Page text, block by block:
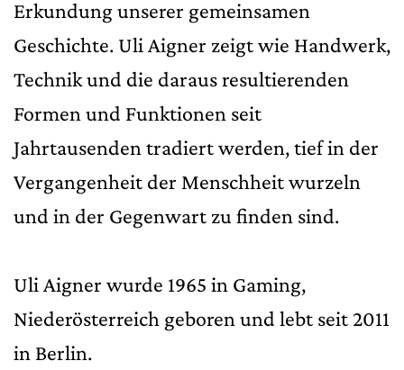
Erkundung unserer gemeinsamen
Geschichte. Uli Aigner zeigt wie Handwerk,
Technik und die daraus resultierenden
Formen und Funktionen seit
Jahrtausenden tradiert werden, tief in der
Vergangenheit der Menschheit wurzeln
und in der Gegenwart zu finden sind.
Uli Aigner wurde 1965 in Gaming,
Niederösterreich geboren und lebt seit 2011
in Berlin.